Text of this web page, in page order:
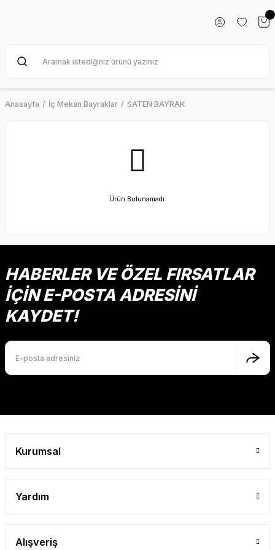
Anasayfa İç Mekan Bayraklar SATEN BAYRAK
Ürün Bulunamadı.
HABERLER VE ÖZEL FIRSATLAR
İÇİN E-POSTA ADRESİNİ
KAYDET!
Kurumsal
Yardım
Alışveriş